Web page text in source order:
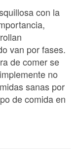
con la
van por fases.
de comer se
no
sanas por
de comida en